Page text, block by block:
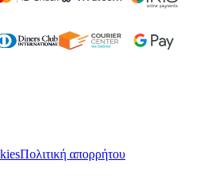
Πολιτική απορρήτου